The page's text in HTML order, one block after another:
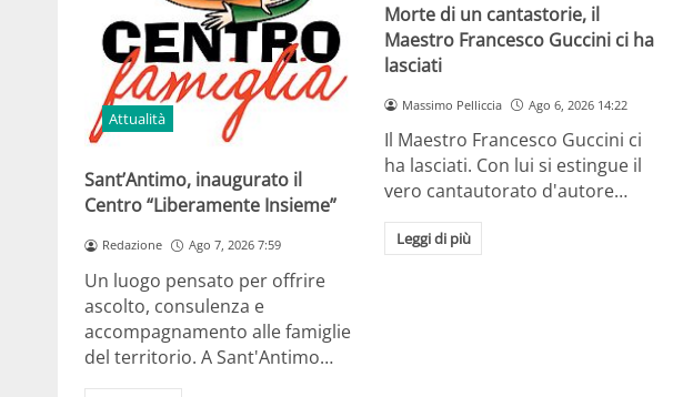
Attualità
Sant’Antimo, inaugurato il
Centro “Liberamente Insieme”
Redazione Ago 7, 2026 7:59
Un luogo pensato per offrire
ascolto, consulenza e
accompagnamento alle famiglie
del territorio. A Sant'Antimo…
Morte di un cantastorie, il
Maestro Francesco Guccini ci ha
lasciati
Massimo Pelliccia Ago 6, 2026 14:22
Il Maestro Francesco Guccini ci
ha lasciati. Con lui si estingue il
vero cantautorato d'autore…
Leggi di più